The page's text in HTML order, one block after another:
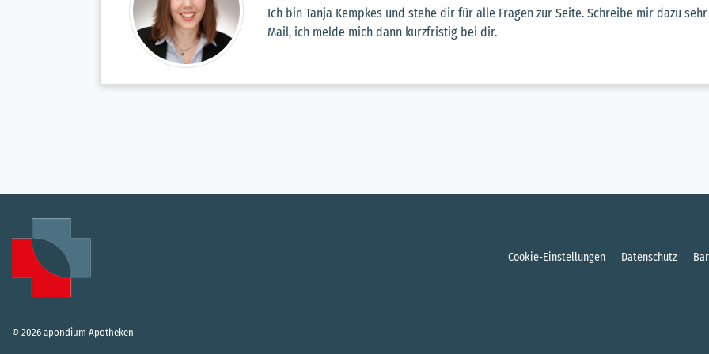
Ich bin Tanja Kempkes und stehe dir für alle Fragen zur Seite. Schreibe mir dazu
Mail, ich melde mich dann kurzfristig bei dir.
Cookie-Einstellungen Datenschutz
© 2026 apondium Apotheken